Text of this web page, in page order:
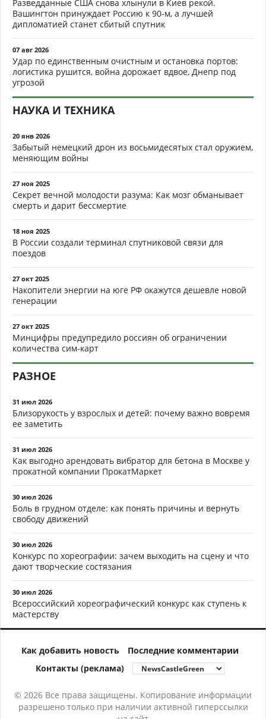
Разведданные США снова хлынули в Киев рекой.
Вашингтон принуждает Россию к 90-м, а лучшей
дипломатией станет сбитый спутник
07 авг 2026
Удар по единственным очистным и остановка портов:
логистика рушится, война дорожает вдвое, Днепр под
угрозой
НАУКА И ТЕХНИКА
20 янв 2026
Забытый немецкий дрон из восьмидесятых стал оружием,
меняющим войны
27 ноя 2025
Секрет вечной молодости разума: Как мозг обманывает
смерть и дарит бессмертие
18 ноя 2025
В России создали терминал спутниковой связи для
поездов
27 окт 2025
Накопители энергии на юге РФ окажутся дешевле новой
генерации
27 окт 2025
Минцифры предупредило россиян об ограничении
количества сим-карт
РАЗНОЕ
31 июл 2026
Близорукость у взрослых и детей: почему важно вовремя
ее заметить
31 июл 2026
Как выгодно арендовать вибратор для бетона в Москве у
прокатной компании ПрокатМаркет
30 июл 2026
Боль в грудном отделе: как понять причины и вернуть
свободу движений
30 июл 2026
Конкурс по хореографии: зачем выходить на сцену и что
дают творческие состязания
30 июл 2026
Всероссийский хореографический конкурс как ступень к
мастерству
Как добавить новость
Последние комментарии
Контакты (реклама)
© 2026 Все права защищены. Копирование информации
разрешено только при наличии активной гиперссылки